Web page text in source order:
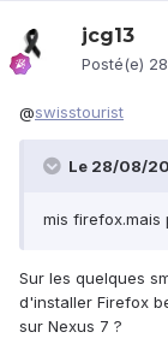
jcg13
Posté(e)
@swisstourist
Le 28/08/
mis firefox.mais
Sur les quelques
d'installer Firefox
sur Nexus 7 ?